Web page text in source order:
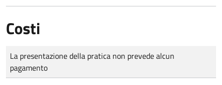
Costi
Tipo di pagamento
Importo
La presentazione della pratica non prevede alcun
pagamento